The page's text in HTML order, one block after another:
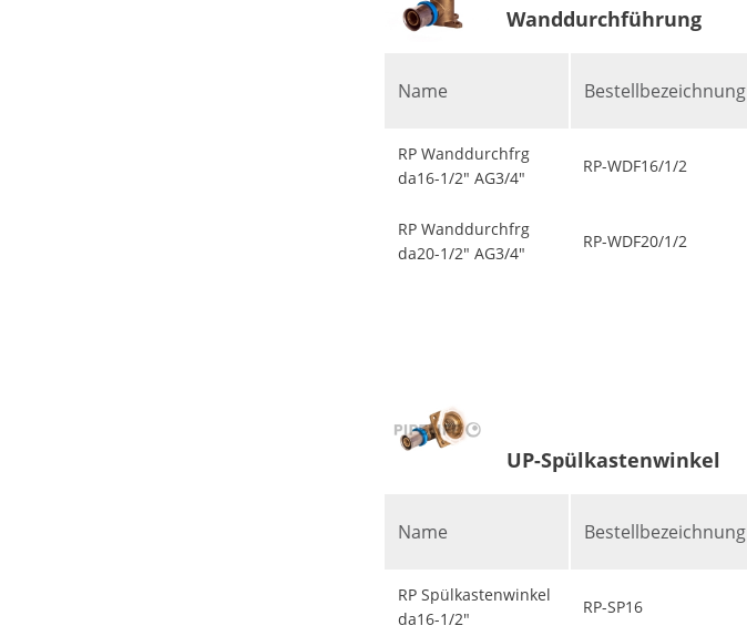
Wanddurchführung
Name Bestellbezeichnung
RP Wanddurchfrg
da16-1/2" AG3/4"
RP-WDF16/1/2
RP Wanddurchfrg
da20-1/2" AG3/4"
RP-WDF20/1/2
UP-Spülkastenwinkel
Name Bestellbezeichnung
RP Spülkastenwinkel
da16-1/2"
RP-SP16